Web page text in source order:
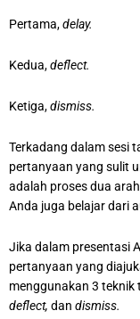
Pertama,delay.
Kedua,deflect.
Ketiga,dismiss.
Terkadang dalam sesi
pertanyaan yang sulit
adalah proses dua
Anda juga belajar dari
Jika dalam presentasi
pertanyaan yang
menggunakan 3 teknik
deflect, dan dismiss.